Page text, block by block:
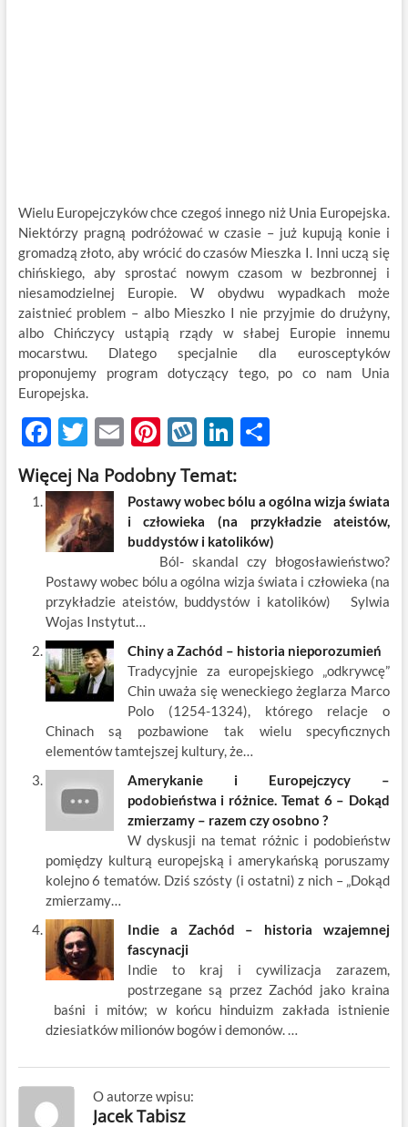
Wielu Europejczyków chce czegoś innego niż Unia Europejska.
Niektórzy pragną podróżować w czasie – już kupują konie i
gromadzą złoto, aby wrócić do czasów Mieszka I. Inni uczą się
chińskiego, aby sprostać nowym czasom w bezbronnej i
niesamodzielnej Europie. W obydwu wypadkach może
zaistnieć problem – albo Mieszko I nie przyjmie do drużyny,
albo Chińczycy ustąpią rządy w słabej Europie innemu
mocarstwu. Dlatego specjalnie dla eurosceptyków
proponujemy program dotyczący tego, po co nam Unia
Europejska.
F
ac
e
b
o
o
k
T
w
itt
er
E
m
ail
Pi
nt
er
es
t
W
k
o
p
Li
k
e
dI
n
S
ar
e
Więcej Na Podobny Temat:
Postawy wobec bólu a ogólna wizja świata
i człowieka (na przykładzie ateistów,
buddystów i katolików)
Ból- skandal czy błogosławieństwo?
Postawy wobec bólu a ogólna wizja świata i człowieka (na
przykładzie ateistów, buddystów i katolików) Sylwia
Wojas Instytut…
Chiny a Zachód – historia nieporozumień
Tradycyjnie za europejskiego „odkrywcę”
Chin uważa się weneckiego żeglarza Marco
Polo (1254-1324), którego relacje o
Chinach są pozbawione tak wielu specyficznych
elementów tamtejszej kultury, że…
Amerykanie i Europejczycy –
podobieństwa i różnice. Temat 6 – Dokąd
zmierzamy – razem czy osobno ?
W dyskusji na temat różnic i podobieństw
pomiędzy kulturą europejską i amerykańską poruszamy
kolejno 6 tematów. Dziś szósty (i ostatni) z nich – „Dokąd
zmierzamy…
Indie a Zachód – historia wzajemnej
fascynacji
Indie to kraj i cywilizacja zarazem,
postrzegane są przez Zachód jako kraina
baśni i mitów; w końcu hinduizm zakłada istnienie
dziesiatków milionów bogów i demonów. …
O autorze wpisu:
Jacek Tabisz